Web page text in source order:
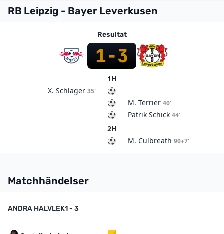
RB Leipzig - Bayer Leverkusen
Resultat
1-3
1H
X. Schlager 35'
M. Terrier 40'
Patrik Schick 44'
2H
M. Culbreath 90+7'
Matchhändelser
ANDRA HALVLEK1 - 3